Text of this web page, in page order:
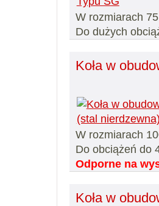
W rozmiarach
Do dużych
Koła w
W rozmiarach
Do obciążeń do
Odporne na
Koła w